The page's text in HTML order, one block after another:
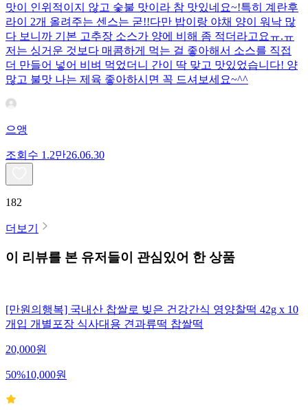
맛이 인위적이지 않고 숯불 맛이라 참 맛있네요~!특히 계란후
라이 2개 올려주는 센스는 굳!! ​다만 밥이랑 야채 양이 워낙 많
다 보니까 기본 고추장 소스가 양에 비해 좀 적더라고요ㅠ.ㅠ
저는 싱거운 것보다 매콤하게 먹는 걸 좋아해서 소스를 직접
더 만들어 넣어 비벼 먹었더니 간이 딱 맞고 맛있었습니다! 양
많고 불맛 나는 제육 좋아하시면 꼭 드셔보세요~^^
으앵
조회수 1.2만26.06.30
182
더보기
이 리뷰를 본 유저들이 관심있어 한 상품
[만원의행복] 국내산 찹쌀로 빚은 건강간식 영양찰떡 42g x 10
개입 개별포장 식사대용 견과류떡 찹쌀떡
20,000원
50%10,000원